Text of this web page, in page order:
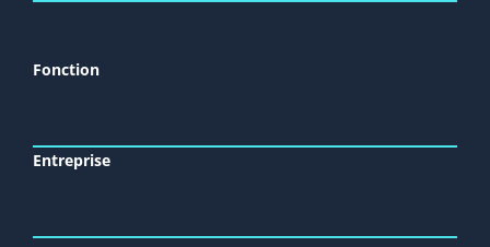
Fonction
Entreprise